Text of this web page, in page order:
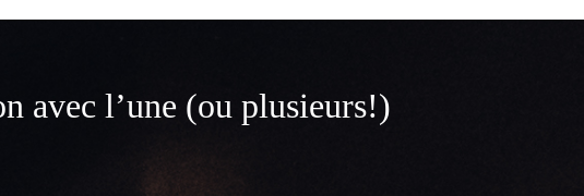
avec l’une (ou plusieurs!)